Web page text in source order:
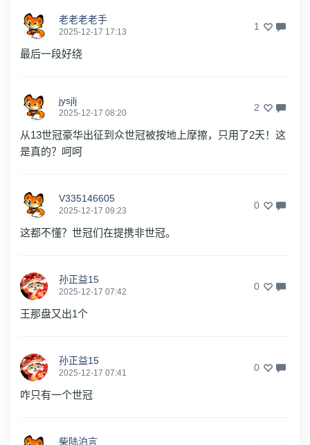
老老老老手
2025-12-17 17:13 1
最后一段好绕
jysjlj
2025-12-17 08:20 2
从13世冠豪华出征到众世冠被按地上摩擦，只用了2天！这
是真的？呵呵
V335146605
2025-12-17 09:23 0
这都不懂？世冠们在提携非世冠。
孙正益15
2025-12-17 07:42 0
王那盘又出1个
孙正益15
2025-12-17 07:41 0
咋只有一个世冠
柴陆泊言